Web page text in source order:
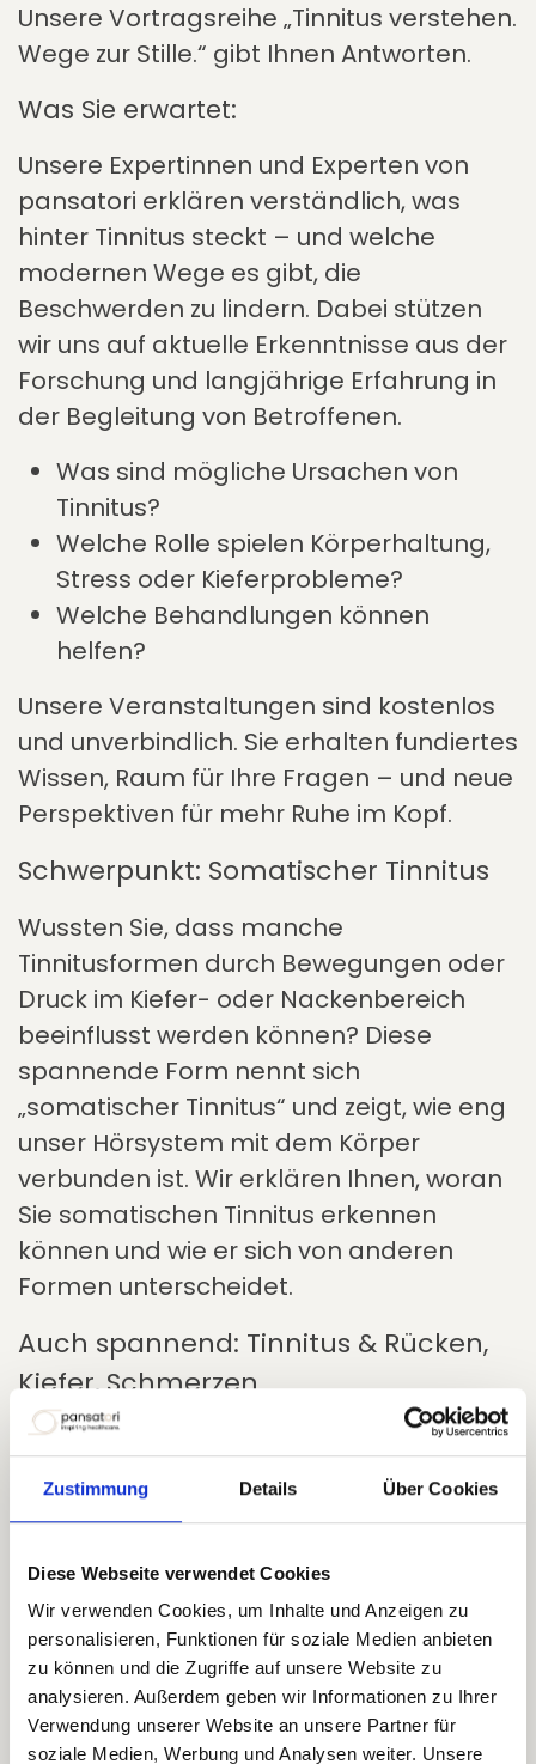
Zustimmung Details Über Cookies
Diese Webseite verwendet Cookies
Wir verwenden Cookies, um Inhalte und Anzeigen zu
personalisieren, Funktionen für soziale Medien anbieten
zu können und die Zugriffe auf unsere Website zu
analysieren. Außerdem geben wir Informationen zu Ihrer
Verwendung unserer Website an unsere Partner für
soziale Medien, Werbung und Analysen weiter. Unsere
Unsere Vortragsreihe „Tinnitus verstehen.
Wege zur Stille.“ gibt Ihnen Antworten.
Was Sie erwartet:
Unsere Expertinnen und Experten von
pansatori erklären verständlich, was
hinter Tinnitus steckt – und welche
modernen Wege es gibt, die
Beschwerden zu lindern. Dabei stützen
wir uns auf aktuelle Erkenntnisse aus der
Forschung und langjährige Erfahrung in
der Begleitung von Betroffenen.
Was sind mögliche Ursachen von
Tinnitus?
Welche Rolle spielen Körperhaltung,
Stress oder Kieferprobleme?
Welche Behandlungen können
helfen?
Unsere Veranstaltungen sind kostenlos
und unverbindlich. Sie erhalten fundiertes
Wissen, Raum für Ihre Fragen – und neue
Perspektiven für mehr Ruhe im Kopf.
Schwerpunkt: Somatischer Tinnitus
Wussten Sie, dass manche
Tinnitusformen durch Bewegungen oder
Druck im Kiefer- oder Nackenbereich
beeinflusst werden können? Diese
spannende Form nennt sich
„somatischer Tinnitus“ und zeigt, wie eng
unser Hörsystem mit dem Körper
verbunden ist. Wir erklären Ihnen, woran
Sie somatischen Tinnitus erkennen
können und wie er sich von anderen
Formen unterscheidet.
Auch spannend: Tinnitus & Rücken,
Kiefer, Schmerzen
Studien zeigen: Es gibt Zusammenhänge
zwischen Tinnitus und orthopädischen
diese Verbindungen und zeigen, warum
ein ganzheitlicher Blick so wichtig ist.
Warum Sie teilnehmen sollten:
Wissen, das weiterhilft